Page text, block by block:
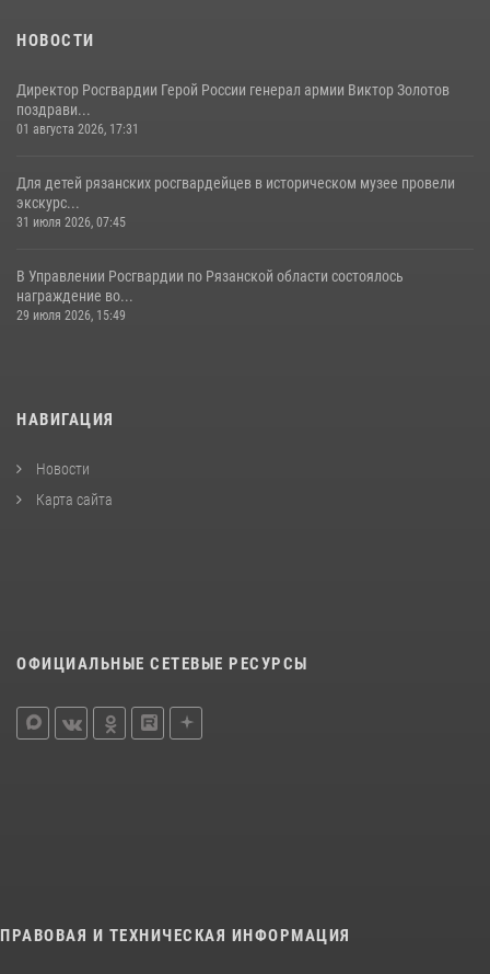
НОВОСТИ
Директор Росгвардии Герой России генерал армии Виктор Золотов
поздрави...
01 августа 2026, 17:31
Для детей рязанских росгвардейцев в историческом музее провели
экскурс...
31 июля 2026, 07:45
В Управлении Росгвардии по Рязанской области состоялось
награждение во...
29 июля 2026, 15:49
НАВИГАЦИЯ
Новости
Карта сайта
ОФИЦИАЛЬНЫЕ СЕТЕВЫЕ РЕСУРСЫ
ПРАВОВАЯ И ТЕХНИЧЕСКАЯ ИНФОРМАЦИЯ